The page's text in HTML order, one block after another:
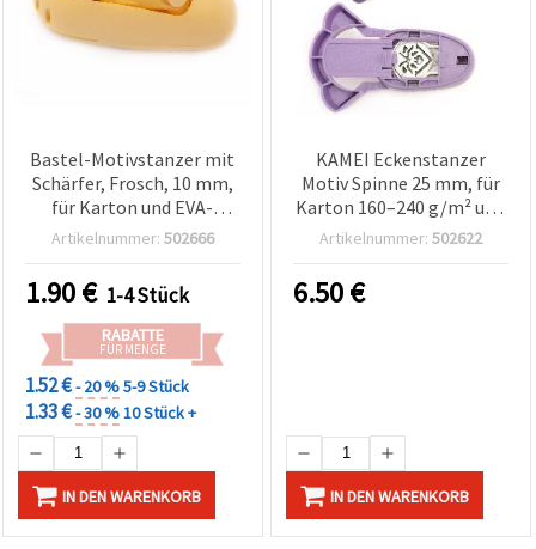
Bastel-Motivstanzer mit
Schärfer, Frosch, 10 mm,
für Karton und EVA-
Moosgummi - Ideal zum
Rahmen und Alben
Artikelnummer: 502666
1.90€ 1-4 Stück
RABATTE
FÜR MENGE
1.52 €- 20 %5-9 Stück
1.33 €- 30 %10 Stück +
IN DEN WARENKORB
KAMEI Eckenstanzer
Motiv Spinne 25 mm, für
Karton 160–240 g/m² und
Moosgummi (EVA),
Artikelnummer: 502622
6.50€
IN DEN WARENKORB